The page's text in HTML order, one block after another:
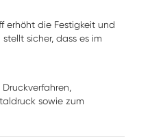
erhöht die Festigkeit und
sicher, dass es im
sowie zum